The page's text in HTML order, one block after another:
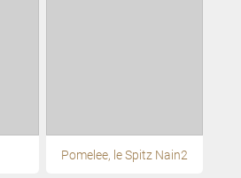
Pomelee, le Spitz Nain2